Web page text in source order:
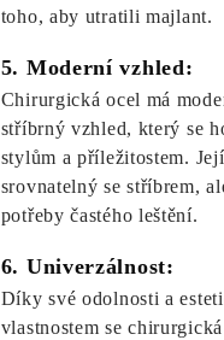
toho, aby utratili majlant.
5. Moderní vzhled:
Chirurgická ocel má
stříbrný vzhled, který se
stylům a příležitostem.
srovnatelný se stříbrem,
potřeby častého leštění.
6. Univerzálnost:
Díky své odolnosti a
vlastnostem se